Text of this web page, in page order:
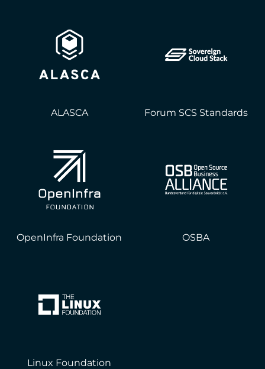
ALASCA Forum SCS Standards
OpenInfra Foundation OSBA
Linux Foundation